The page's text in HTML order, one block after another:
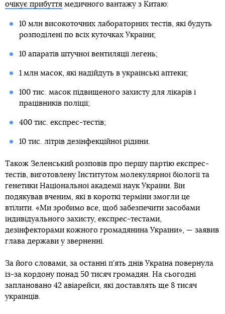
очікує прибуття медичного вантажу з Китаю:
10 млн високоточних лабораторних тестів, які будуть
розподілені по всіх куточках України;
10 апаратів штучної вентиляції легень;
1 млн масок, які надійдуть в українські аптеки;
100 тис. масок підвищеного захисту для лікарів і
працівників поліції;
400 тис. експрес-тестів;
10 тис. літрів дезінфекційної рідини.
Також Зеленський розповів про першу партію експрес-
тестів, виготовлену Інститутом молекулярної біології та
генетики Національної академії наук України. Він
подякував вченим, які в короткі терміни змогли це
втілити. «Ми зробимо все, щоб забезпечити засобами
індивідуального захисту, експрес-тестами,
дезінфекторами кожного громадянина України», — заявив
глава держави у зверненні.
За його словами, за останні п’ять днів Україна повернула
із-за кордону понад 50 тисяч громадян. На сьогодні
заплановано 42 авіарейси, які доставлять ще 8 тисяч
українців.